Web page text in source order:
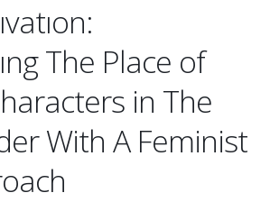
The Place of
in The
With A Feminist